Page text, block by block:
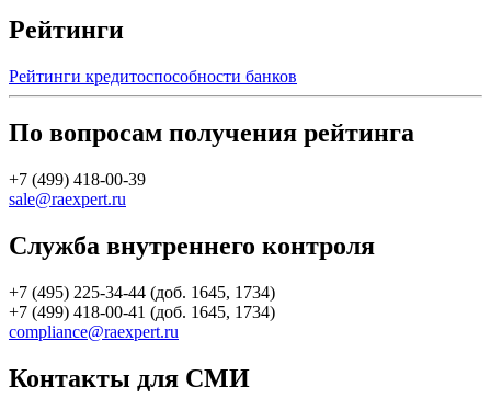
Рейтинги
Рейтинги кредитоспособности банков
По вопросам получения рейтинга
+7 (499) 418-00-39
sale@raexpert.ru
Служба внутреннего контроля
+7 (495) 225-34-44 (доб. 1645, 1734)
+7 (499) 418-00-41 (доб. 1645, 1734)
compliance@raexpert.ru
Контакты для СМИ